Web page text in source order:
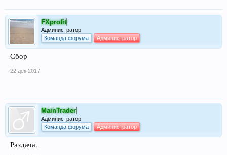
FXprofit
Администратор
Команда форума
Администратор
Сбор
22 дек 2017
MainTrader
Администратор
Команда форума
Администратор
Раздача.